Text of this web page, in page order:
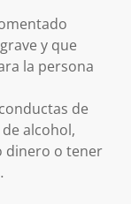
y que
la persona
de
alcohol,
dinero o tener